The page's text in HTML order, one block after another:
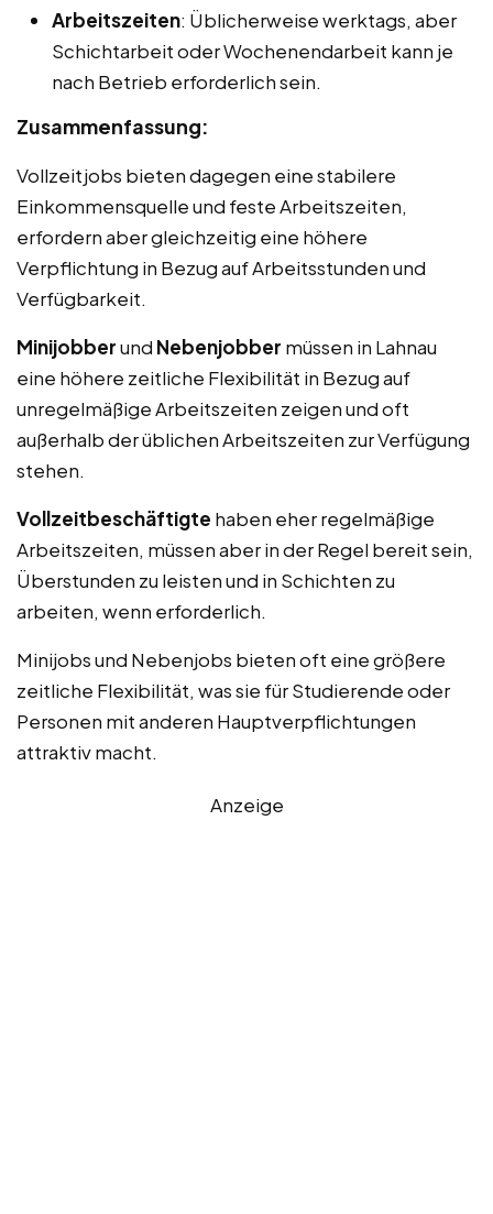
Arbeitszeiten: Üblicherweise werktags, aber
Schichtarbeit oder Wochenendarbeit kann je
nach Betrieb erforderlich sein.
Zusammenfassung:
Vollzeitjobs bieten dagegen eine stabilere
Einkommensquelle und feste Arbeitszeiten,
erfordern aber gleichzeitig eine höhere
Verpflichtung in Bezug auf Arbeitsstunden und
Verfügbarkeit.
Minijobberund Nebenjobber müssen in Lahnau
eine höhere zeitliche Flexibilität in Bezug auf
unregelmäßige Arbeitszeiten zeigen und oft
außerhalb der üblichen Arbeitszeiten zur Verfügung
stehen.
Vollzeitbeschäftigte haben eher regelmäßige
Arbeitszeiten, müssen aber in der Regel bereit sein,
Überstunden zu leisten und in Schichten zu
arbeiten, wenn erforderlich.
Minijobs und Nebenjobs bieten oft eine größere
zeitliche Flexibilität, was sie für Studierende oder
Personen mit anderen Hauptverpflichtungen
attraktiv macht.
Anzeige